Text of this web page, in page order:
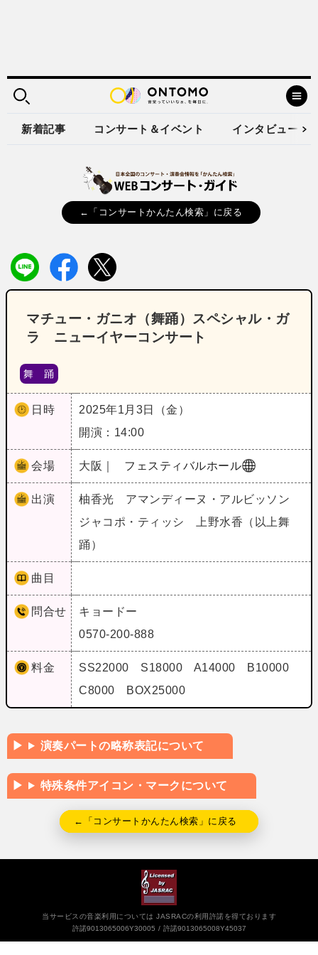
新着記事 コンサート＆イベント インタビュー
←「コンサートかんたん検索」に戻る
マチュー・ガニオ（舞踊）スペシャル・ガ
ラ ニューイヤーコンサート
舞 踊
日時
2025年1月3日（金）
開演：14:00
会場 大阪｜ フェスティバルホール
出演
柚香光 アマンディーヌ・アルビッソン
ジャコポ・ティッシ 上野水香（以上舞
踊）
曲目
問合せ
キョードー
0570-200-888
料金
SS22000 S18000 A14000 B10000
C8000 BOX25000
演奏パートの略称表記について
特殊条件アイコン・マークについて
←「コンサートかんたん検索」に戻る
当サービスの音楽利用については JASRACの利用許諾を得ております
許諾9013065006Y30005
許諾9013065008Y45037